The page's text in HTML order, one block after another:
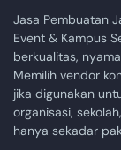
Jasa Pembuatan
Event & Kampus
berkualitas,
Memilih vendor
jika digunakan
organisasi,
hanya sekadar